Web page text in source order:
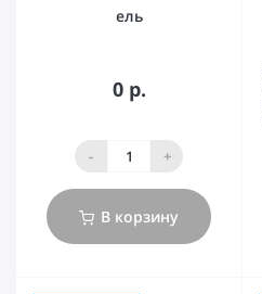
ель
0 р.
- +
В корзину